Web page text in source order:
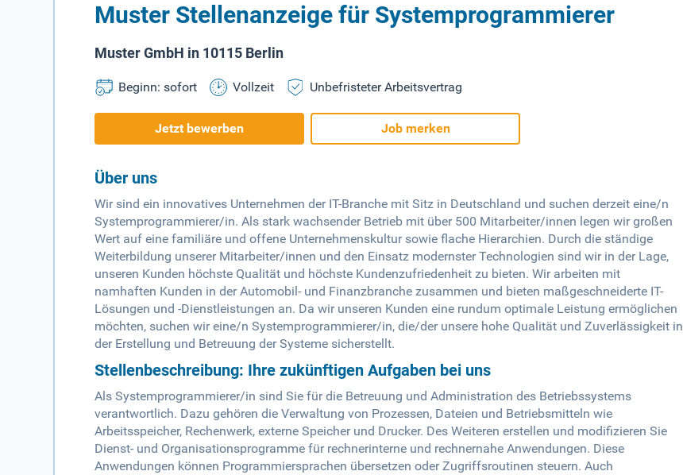
Muster Stellenanzeige für Systemprogrammierer
Muster GmbH in 10115 Berlin
Beginn: sofort Vollzeit Unbefristeter Arbeitsvertrag
Jetzt bewerben Job merken
Über uns
Wir sind ein innovatives Unternehmen der IT-Branche mit Sitz in Deutschland und suchen derzeit eine/n
Systemprogrammierer/in. Als stark wachsender Betrieb mit über 500 Mitarbeiter/innen legen wir großen
Wert auf eine familiäre und offene Unternehmenskultur sowie flache Hierarchien. Durch die ständige
Weiterbildung unserer Mitarbeiter/innen und den Einsatz modernster Technologien sind wir in der Lage,
unseren Kunden höchste Qualität und höchste Kundenzufriedenheit zu bieten. Wir arbeiten mit
namhaften Kunden in der Automobil- und Finanzbranche zusammen und bieten maßgeschneiderte IT-
Lösungen und -Dienstleistungen an. Da wir unseren Kunden eine rundum optimale Leistung ermöglichen
möchten, suchen wir eine/n Systemprogrammierer/in, die/der unsere hohe Qualität und Zuverlässigkeit in
der Erstellung und Betreuung der Systeme sicherstellt.
Stellenbeschreibung: Ihre zukünftigen Aufgaben bei uns
Als Systemprogrammierer/in sind Sie für die Betreuung und Administration des Betriebssystems
verantwortlich. Dazu gehören die Verwaltung von Prozessen, Dateien und Betriebsmitteln wie
Arbeitsspeicher, Rechenwerk, externe Speicher und Drucker. Des Weiteren erstellen und modifizieren Sie
Dienst- und Organisationsprogramme für rechnerinterne und rechnernahe Anwendungen. Diese
Anwendungen können Programmiersprachen übersetzen oder Zugriffsroutinen steuern. Auch